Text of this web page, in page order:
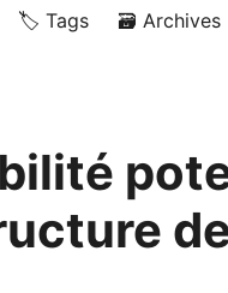
🏷️ Tags 🗃️ Archives